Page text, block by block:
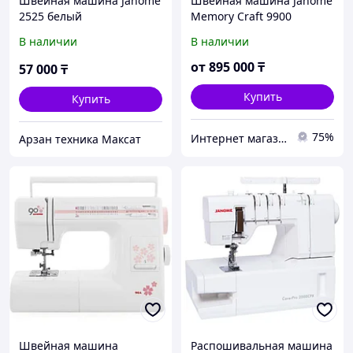
2525 белый
В наличии
57 000₸
Купить
Арзан техника Максат
Memory Craft 9900
В наличии
от895 000₸
Купить
Интернет магазин "Техника" 75%
Швейная машина Распошивальная машина